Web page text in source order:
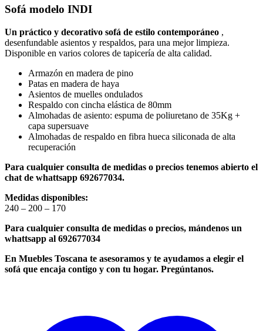
Sofá modelo INDI
Un práctico y decorativo sofá de estilo contemporáneo ,
desenfundable asientos y respaldos, para una mejor limpieza.
Disponible en varios colores de tapicería de alta calidad.
Armazón en madera de pino
Patas en madera de haya
Asientos de muelles ondulados
Respaldo con cincha elástica de 80mm
Almohadas de asiento: espuma de poliuretano de 35Kg +
capa supersuave
Almohadas de respaldo en fibra hueca siliconada de alta
recuperación
Para cualquier consulta de medidas o precios tenemos abierto el
chat de whattsapp 692677034.
Medidas disponibles:
240 – 200 – 170
Para cualquier consulta de medidas o precios, mándenos un
whattsapp al 692677034
En Muebles Toscana te asesoramos y te ayudamos a elegir el
sofá que encaja contigo y con tu hogar. Pregúntanos.